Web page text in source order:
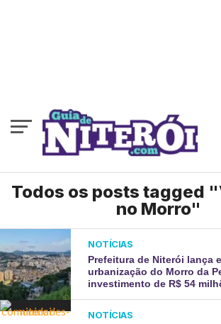
Todos os posts tagged
no Morro"
NOTÍCIAS
Prefeitura de Niterói lança
urbanização do Morro da
investimento de R$ 54
NOTÍCIAS